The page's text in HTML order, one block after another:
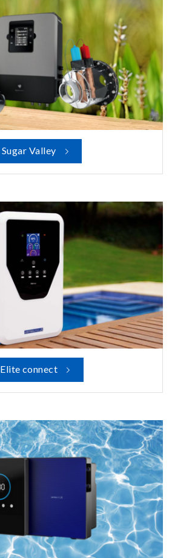
Sugar Valley
Elite connect